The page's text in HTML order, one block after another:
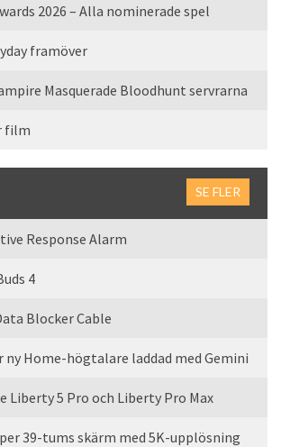
2026 – Alla nominerade spel
framöver
Masquerade Bloodhunt servrarna
film
SE FLER
Response Alarm
4
Blocker Cable
ny Home-högtalare laddad med Gemini
Liberty 5 Pro och Liberty Pro Max
39-tums skärm med 5K-upplösning